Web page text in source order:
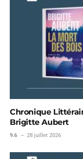
Chronique
Brigitte Aubert
9.6 28 juillet 2026